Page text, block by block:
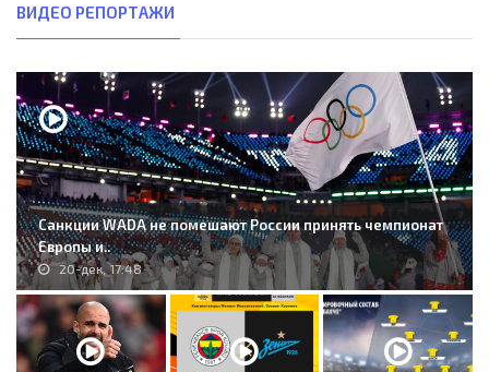
ВИДЕО РЕПОРТАЖИ
Санкции WADA не помешают России принять чемпионат
Европы и..
20-дек, 17:48